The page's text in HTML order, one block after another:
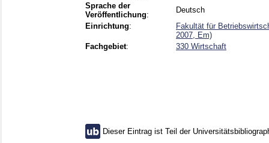
Sprache der
Veröffentlichung:
Deutsch
Einrichtung:
Fakultät für
2007, Em)
Fachgebiet: 330 Wirtschaft
Dieser Eintrag ist Teil der